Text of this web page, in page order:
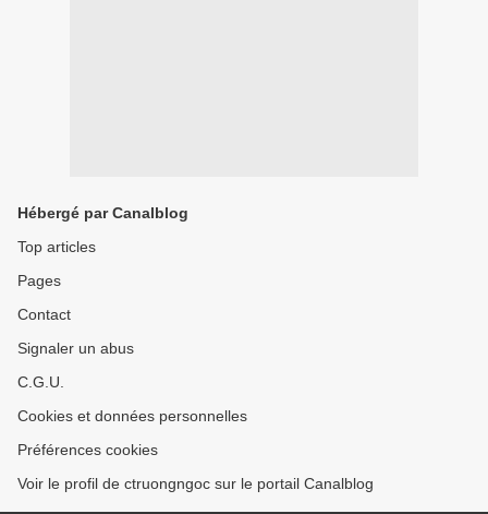
Hébergé par Canalblog
Top articles
Pages
Contact
Signaler un abus
C.G.U.
Cookies et données personnelles
Préférences cookies
Voir le profil de ctruongngoc sur le portail Canalblog